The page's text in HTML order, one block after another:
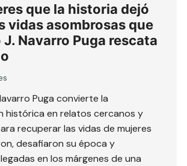
que la historia dejó
vidas asombrosas que
Navarro Puga rescata
Puga convierte la
histórica en relatos cercanos y
recuperar las vidas de mujeres
desafiaron su época y
en los márgenes de una